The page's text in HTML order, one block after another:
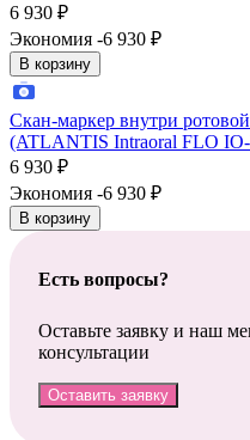
6 930 ₽
Экономия -6 930 ₽
В корзину
Скан-маркер внутри
(ATLANTIS Intraoral FLO
6 930 ₽
Экономия -6 930 ₽
В корзину
Есть вопросы?
Оставьте заявку и наш
консультации
Оставить заявку